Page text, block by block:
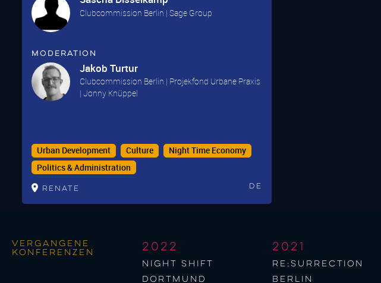
Clubcommission Berlin | Sage Group
Moderation
Jakob Turtur
Clubcommission Berlin | Projekfond Urbane Praxis
| Jonny Knüppel
Urban Development Culture
Night Time Economy
Politics & Administration
Renate De
Vergangene
Konferenzen
2022
night shift
Dortmund
2021
re:surrection
berlin